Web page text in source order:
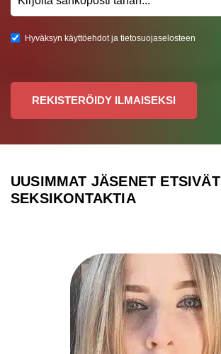
Hyväksyn käyttöehdot ja tietosuojaselosteen
REKISTERÖIDY ILMAISEKSI
UUSIMMAT JÄSENET ETSIVÄT
SEKSIKONTAKTIA